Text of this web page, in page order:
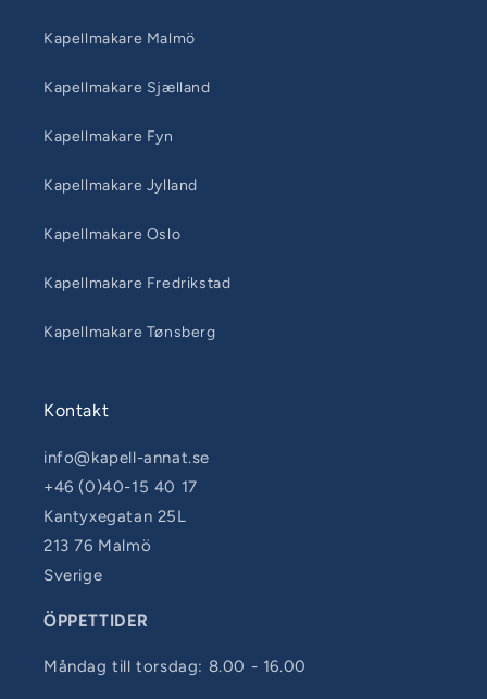
Kapellmakare Malmö
Kapellmakare Sjælland
Kapellmakare Fyn
Kapellmakare Jylland
Kapellmakare Oslo
Kapellmakare Fredrikstad
Kapellmakare Tønsberg
Kontakt
info@kapell-annat.se
+46 (0)40-15 40 17
Kantyxegatan 25L
213 76 Malmö
Sverige
ÖPPETTIDER
Måndag till torsdag: 8.00 - 16.00